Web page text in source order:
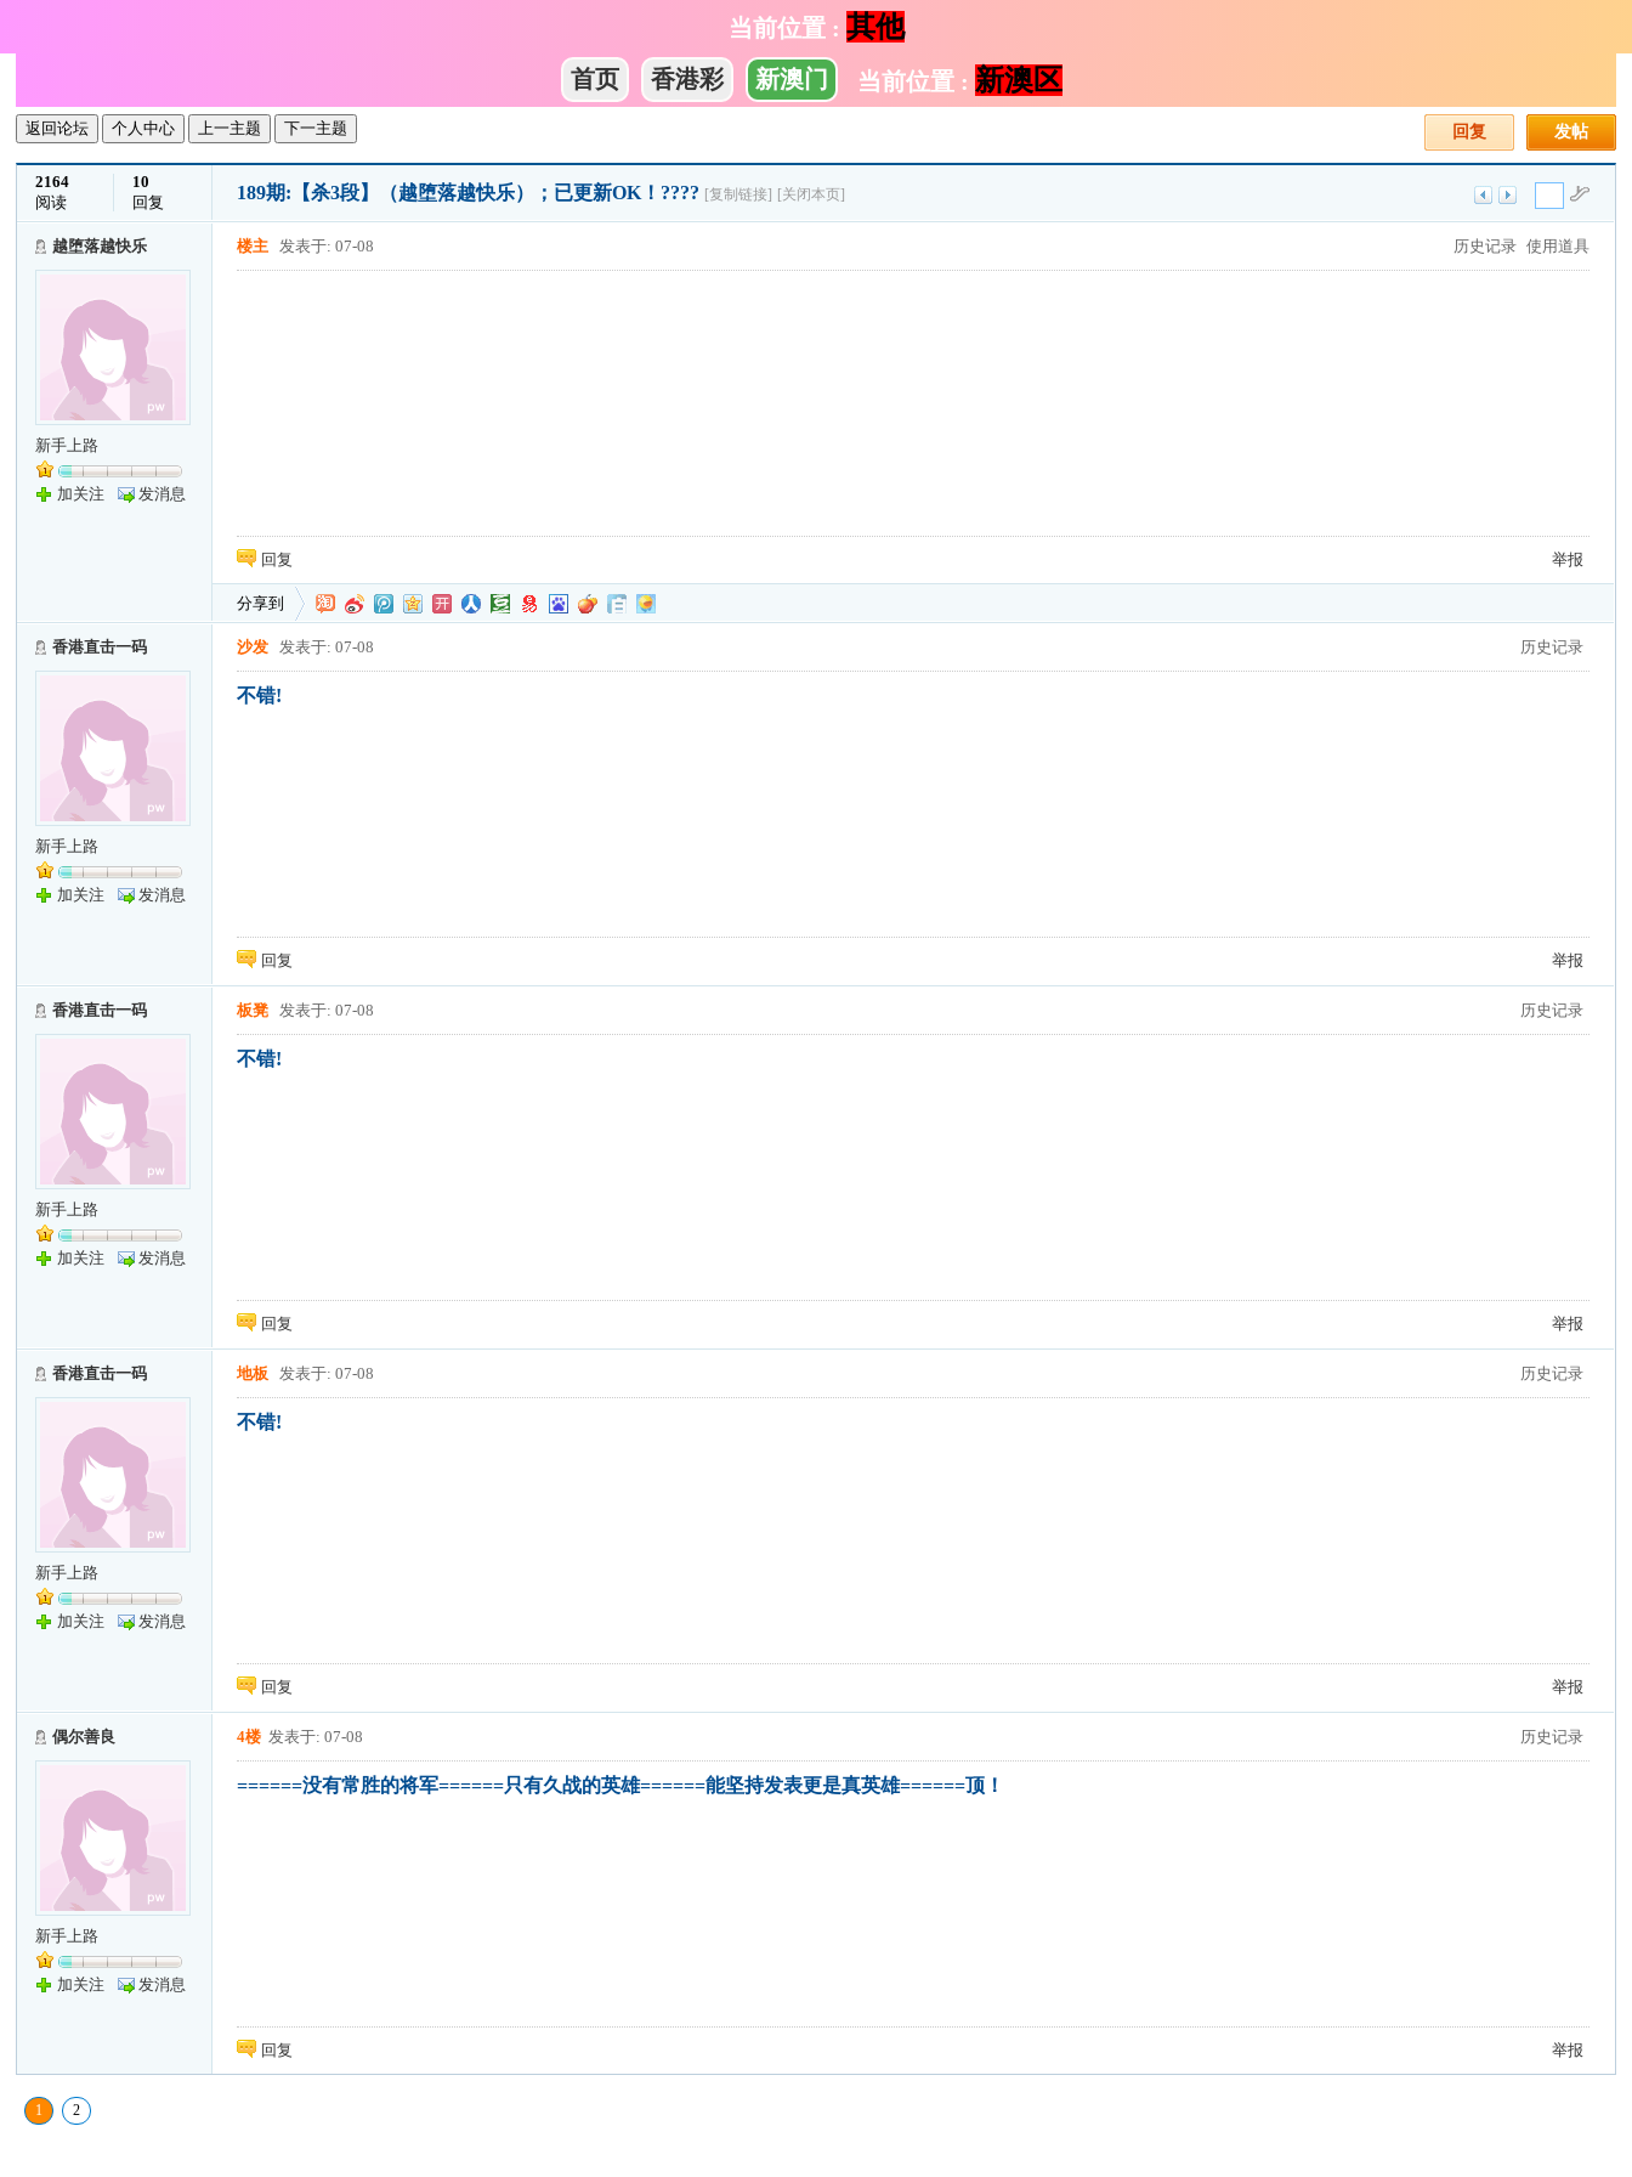
当前位置 : 其他
首页 香港彩 新澳门 当前位置 : 新澳区
返回论坛 个人中心 上一主题 下一主题 发帖
回复
2164
阅读
10
回复
189期:【杀3段】（越堕落越快乐）；已更新OK！???? [复制链接] [关闭本页]
越堕落越快乐
新手上路
加关注 发消息
历史记录 使用道具
楼主 发表于: 07-08
回复 举报
分享到
香港直击一码
新手上路
加关注 发消息
历史记录
沙发 发表于: 07-08
不错!
回复 举报
香港直击一码
新手上路
加关注 发消息
历史记录
板凳 发表于: 07-08
不错!
回复 举报
香港直击一码
新手上路
加关注 发消息
历史记录
地板 发表于: 07-08
不错!
回复 举报
偶尔善良
新手上路
加关注 发消息
历史记录
4楼 发表于: 07-08
======没有常胜的将军======只有久战的英雄======能坚持发表更是真英雄======顶！
回复 举报
1 2